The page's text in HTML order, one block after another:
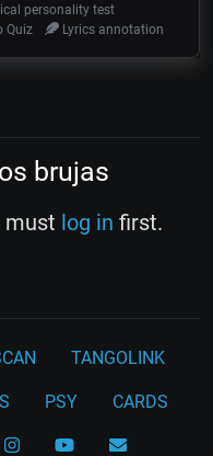
personality test
Quiz Lyrics annotation
brujas
must log in first.
TANGOLINK
PSY CARDS